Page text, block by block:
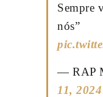
Sempre
nós”
— RAP
11, 2024